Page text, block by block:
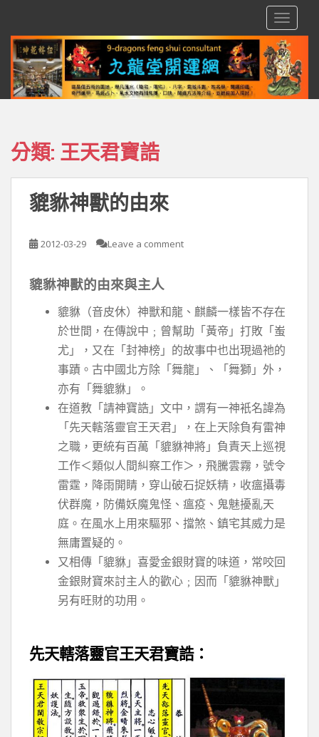
分類: 王天君寶誥
貔貅神獸的由來
2012-03-29 Leave a comment
貔貅神獸的由來與主人
貔貅（音皮休）神獸和龍、麒麟一樣皆不存在
於世間，在傳說中﹔曾幫助「黃帝」打敗「蚩
尤」，又在「封神榜」的故事中也出現過祂的
事蹟。古中國北方除「舞龍」、「舞獅」外，
亦有「舞貔貅」。
在道教「請神寶誥」文中，謂有一神衹名諱為
「先天轄落靈官王天君」，在上天除負有雷神
之職，更統有百萬「貔貅神將」負責天上巡視
工作＜類似人間糾察工作＞，飛騰雲霧，號令
雷霆，降雨開睛，穿山破石捉妖精，收瘟攝毒
伏群魔，防備妖魔鬼怪、瘟疫、鬼魅擾亂天
庭。在風水上用來驅邪、擋煞、鎮宅其威力是
無庸置疑的。
又相傳「貔貅」喜愛金銀財寶的味道，常咬回
金銀財寶來討主人的歡心﹔因而「貔貅神獸」
另有旺財的功用。
先天轄落靈官王天君寶誥：